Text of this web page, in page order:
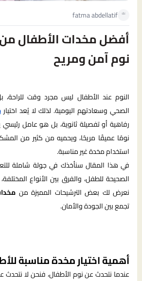
fatma abdellatif
أفضل مخدات الأطفال
نوم آمن ومريح
النوم عند الأطفال ليس مجرد وقت
الصحي وسعادتهم اليومية. لذلك لا يُعد اختيار
رفاهية أو تفصيلة ثانوية، بل هو عامل
نومًا عميقًا مريحًا، ويحميه من كثير من
استخدام مخدة غير مناسبة.
في هذا المقال سنأخذك في جولة شاملة
الصحيحة للطفل، والفرق بين الأنواع
نعرض لك بعض الترشيحات المميزة من
تجمع بين الجودة والأمان.
أهمية اختيار مخدة مناسبة
عندما نتحدث عن نوم الأطفال، فنحن لا